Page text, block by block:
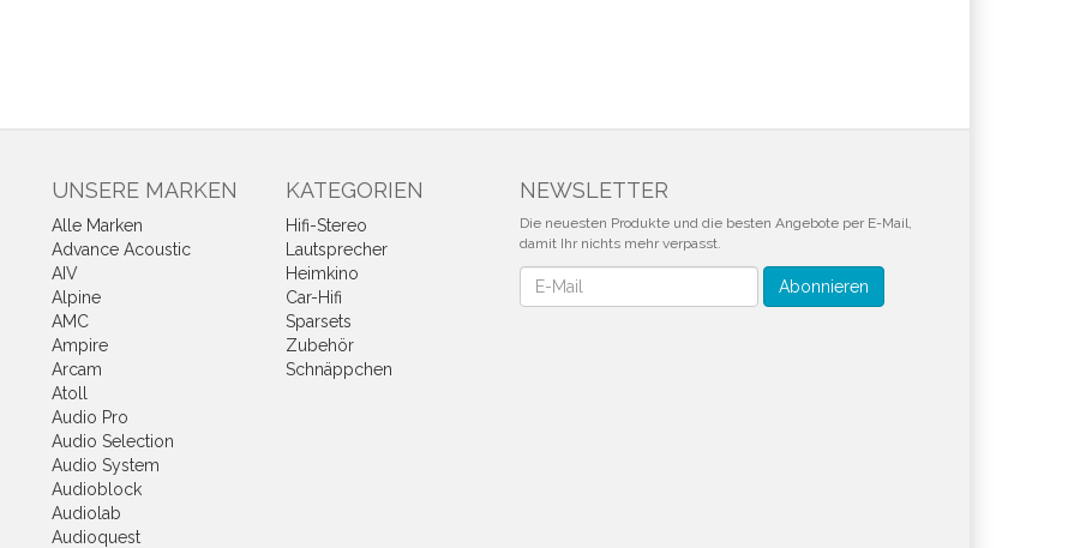
UNSERE MARKEN
Alle Marken
Advance Acoustic
AIV
Alpine
AMC
Ampire
Arcam
Atoll
Audio Pro
Audio Selection
Audio System
Audioblock
Audiolab
Audioquest
KATEGORIEN
Hifi-Stereo
Lautsprecher
Heimkino
Car-Hifi
Sparsets
Zubehör
Schnäppchen
NEWSLETTER
Die neuesten Produkte und die besten Angebote per E-Mail,
damit Ihr nichts mehr verpasst.
Newsletter Abonnieren